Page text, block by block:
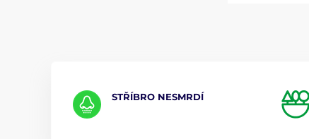
STŘÍBRO NESMRDÍ